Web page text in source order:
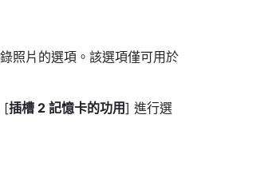
照片的選項。該選項僅可用於
[插槽 2 記憶卡的功用] 進行選